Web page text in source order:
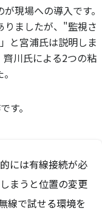
現場への導入です。
りましたが、"監視さ
と宮浦氏は説明しま
川氏による2つの粘
す。
には有線接続が必
まうと位置の変更
線で試せる環境を